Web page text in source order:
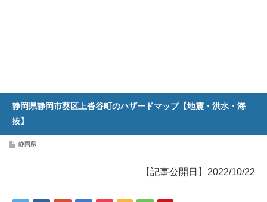
静岡県静岡市葵区上沓谷町のハザードマップ【地震・洪水・海
抜】
静岡県
【記事公開日】2022/10/22